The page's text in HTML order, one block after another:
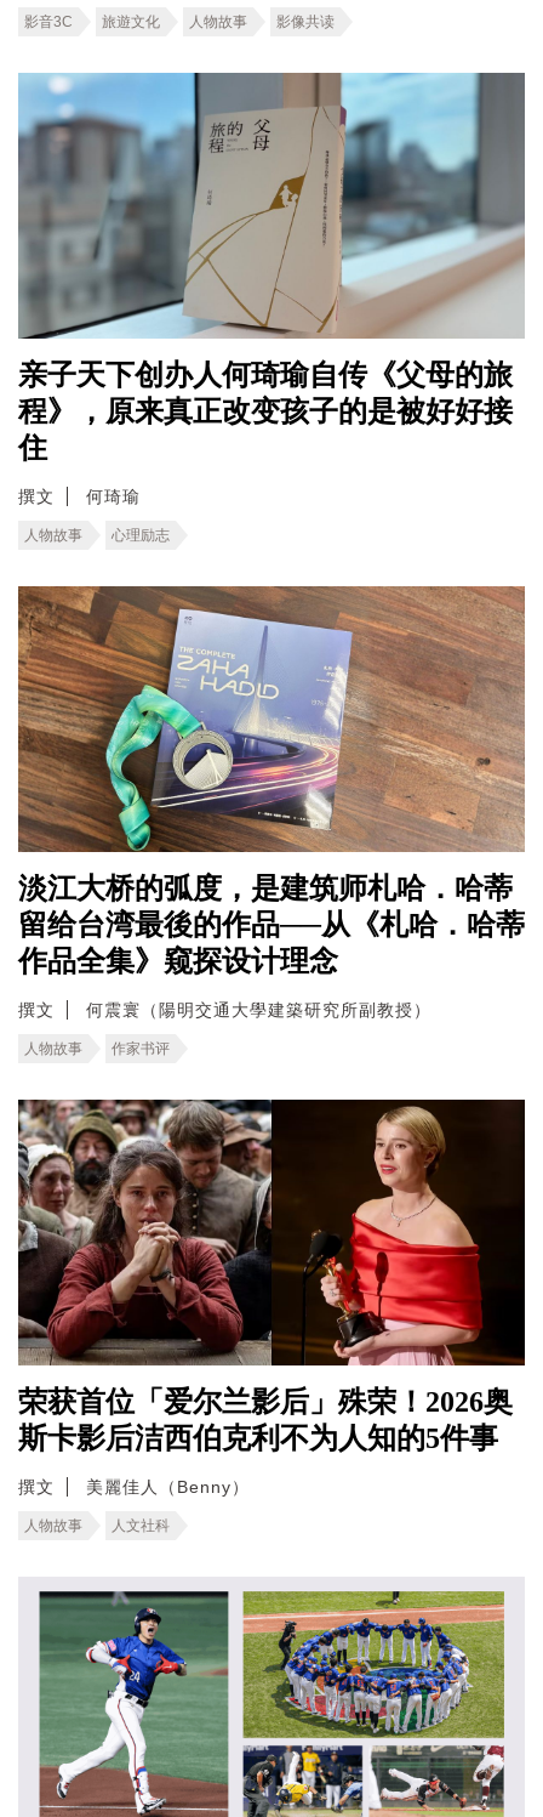
影音3C 旅遊文化 人物故事 影像共读
亲子天下创办人何琦瑜自传《父母的旅
程》，原来真正改变孩子的是被好好接
住
撰文 何琦瑜
人物故事 心理励志
淡江大桥的弧度，是建筑师札哈．哈蒂
留给台湾最後的作品──从《札哈．哈蒂
作品全集》窥探设计理念
撰文 何震寰（陽明交通大學建築研究所副教授）
人物故事 作家书评
荣获首位「爱尔兰影后」殊荣！2026奥
斯卡影后洁西伯克利不为人知的5件事
撰文 美麗佳人（Benny）
人物故事 人文社科